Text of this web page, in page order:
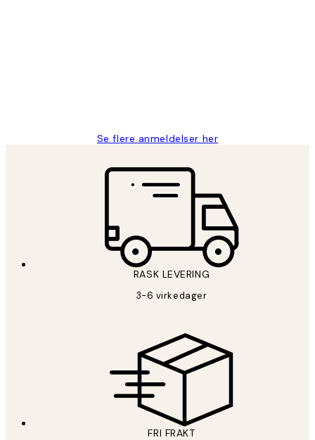
Se flere anmeldelser her
RASK LEVERING
3-6 virkedager
FRI FRAKT